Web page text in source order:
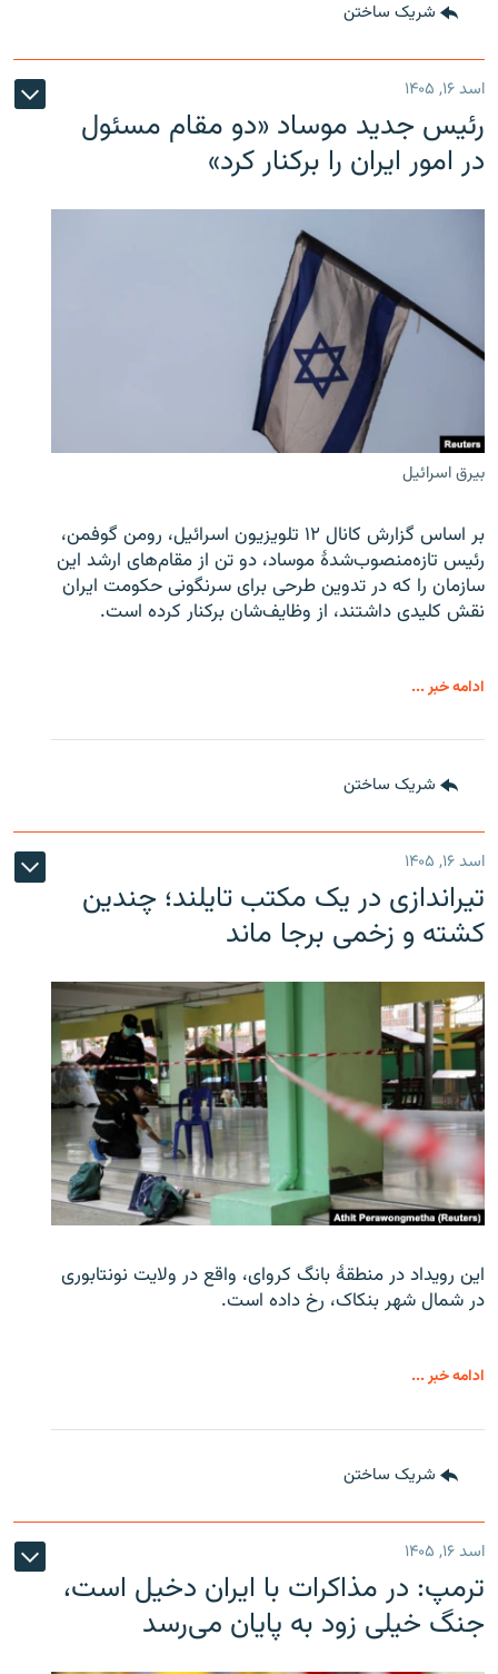
شریک ساختن
اسد ۱۶, ۱۴۰۵
رئیس جدید موساد «دو مقام مسئول
در امور ایران را برکنار کرد»
بیرق اسرائیل
بر اساس گزارش کانال ۱۲ تلویزیون اسرائیل، رومن گوفمن،
رئیس تازه‌منصوب‌شدۀ موساد، دو تن از مقام‌های ارشد این
سازمان را که در تدوین طرحی برای سرنگونی حکومت ایران
نقش کلیدی داشتند، از وظایف‌شان برکنار کرده است.
ادامه خبر ...
شریک ساختن
اسد ۱۶, ۱۴۰۵
تیراندازی در یک مکتب تایلند؛ چندین
کشته و زخمی برجا ماند
این رویداد در منطقۀ بانگ کروای، واقع در ولایت نونتابوری
در شمال شهر بنکاک، رخ داده است.
ادامه خبر ...
شریک ساختن
اسد ۱۶, ۱۴۰۵
ترمپ: در مذاکرات با ایران دخیل است،
جنگ خیلی زود به پایان می‌رسد